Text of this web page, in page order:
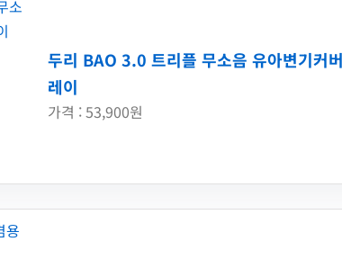
두리 BAO 3.0 트리플 무소음 유아변기커
레이
가격 : 53,900원